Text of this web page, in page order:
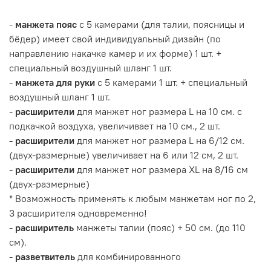
- манжета пояс с 5 камерами (для талии, поясницы и
бёдер) имеет свой индивидуальный дизайн (по
направлению накачке камер и их форме) 1 шт. +
специальный воздушный шланг 1 шт.
- манжета для руки с 5 камерами 1 шт. + специальный
воздушный шланг 1 шт.
- расширители для манжет ног размера L на 10 см. с
подкачкой воздуха, увеличивает на 10 см., 2 шт.
- расширители для манжет ног размера L на 6/12 см.
(двух-размерные) увеличивает на 6 или 12 см, 2 шт.
- расширители для манжет ног размера XL на 8/16 см
(двух-размерные)
* Возможность применять к любым манжетам ног по 2,
3 расширителя одновременно!
- расширитель манжеты талии (пояс) + 50 см. (до 110
см).
- разветвитель для комбинированного